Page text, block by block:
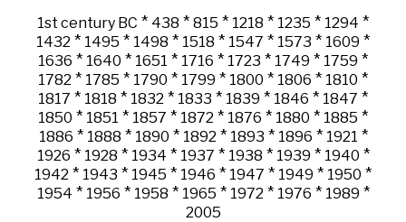
1st century BC * 438 * 815 * 1218 * 1235 * 1294 *
1432 * 1495 * 1498 * 1518 * 1547 * 1573 * 1609 *
1636 * 1640 * 1651 * 1716 * 1723 * 1749 * 1759 *
1782 * 1785 * 1790 * 1799 * 1800 * 1806 * 1810 *
1817 * 1818 * 1832 * 1833 * 1839 * 1846 * 1847 *
1850 * 1851 * 1857 * 1872 * 1876 * 1880 * 1885 *
1886 * 1888 * 1890 * 1892 * 1893 * 1896 * 1921 *
1926 * 1928 * 1934 * 1937 * 1938 * 1939 * 1940 *
1942 * 1943 * 1945 * 1946 * 1947 * 1949 * 1950 *
1954 * 1956 * 1958 * 1965 * 1972 * 1976 * 1989 *
2005